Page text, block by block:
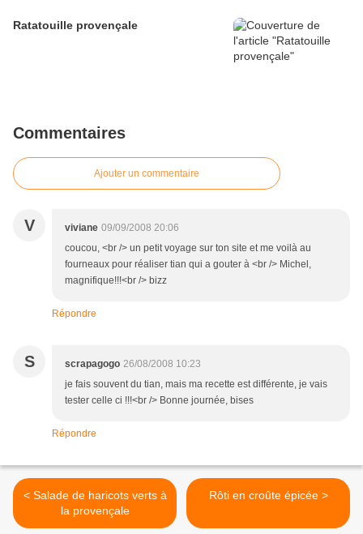
Ratatouille provençale
Commentaires
Ajouter un commentaire
V viviane 09/09/2008 20:06
coucou, <br /> un petit voyage sur ton site et me voilà au
fourneaux pour réaliser tian qui a gouter à <br /> Michel,
magnifique!!!<br /> bizz
Répondre
S scrapagogo 26/08/2008 10:23
je fais souvent du tian, mais ma recette est différente, je vais
tester celle ci !!!<br /> Bonne journée, bises
Répondre
< Salade de haricots verts à
la provençale
Rôti en croûte épicée >